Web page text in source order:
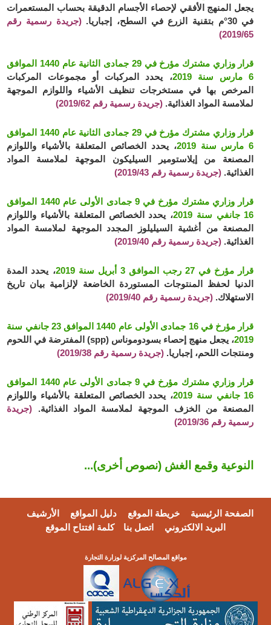
يجعل المنهج الأفقي لإحصاء الأجسام الدقيقة بحساب المستعمرات
في 30°م بتقنية الزرع في السطح، إجباريا.
(جريدة رسمية رقم
2019/65)
قرار وزاري مشترك مؤرخ في 29 جمادى الثانية عام 1440 الموافق
6 مارس سنة 2019
، يحدد المركبات أو مجموعات المركبات
المرخص بها في مستخرجات تنظيف الأشياء واللوازم الموجهة
لملامسة المواد الغذائية. (جريدة رسمية رقم 2019/62)
قرار وزاري مشترك مؤرخ في 29 جمادى الثانية عام 1440 الموافق
6 مارس سنة 2019
، يحدد الخصائص المتعلقة بالأشياء واللوازم
المصنعة من إيلاستومير السيليكون الموجهة لملامسة المواد
الغذائية. (جريدة رسمية رقم 2019/43)
قرار وزاري مشترك مؤرخ في 9 جمادى الأولى عام 1440 الموافق
16 جانفي سنة 2019
، يحدد الخصائص المتعلقة بالأشياء واللوازم
المصنعة من أغشية السيليلوز المجدد الموجهة لملامسة المواد
الغذائية. (جريدة رسمية رقم 2019/40)
قرار مؤرخ في 27 رجب الموافق 3 أبريل سنة 2019
، يحدد المدة
الدنيا لحفظ المنتوجات المستوردة الخاضعة لإلزامية بيان تاريخ
الاستهلاك. (جريدة رسمية رقم 2019/40)
قرار مؤرخ في 16 جمادى الأولى عام 1440 الموافق 23 جانفي سنة
2019
، يجعل منهج إحصاء بسودوموناس (spp) المفترضة في اللحوم
ومنتجات اللحم، إجباريا. (جريدة رسمية رقم 2019/38)
قرار وزاري مشترك مؤرخ في 9 جمادى الأولى عام 1440 الموافق
16 جانفي سنة 2019
، يحدد الخصائص المتعلقة بالأشياء واللوازم
المصنعة من الخزف الموجهة لملامسة المواد الغذائية. (جريدة
رسمية رقم 2019/36)
النوعية وقمع الغش (نصوص أخرى)...
الصفحة الرئيسية خريطة الموقع دليل المواقع
الأرشيف
البريد الالكتروني
اتصل بنا كلمة افتتاح الموقع
مواقع المصالح المركزية لوزارة التجارة